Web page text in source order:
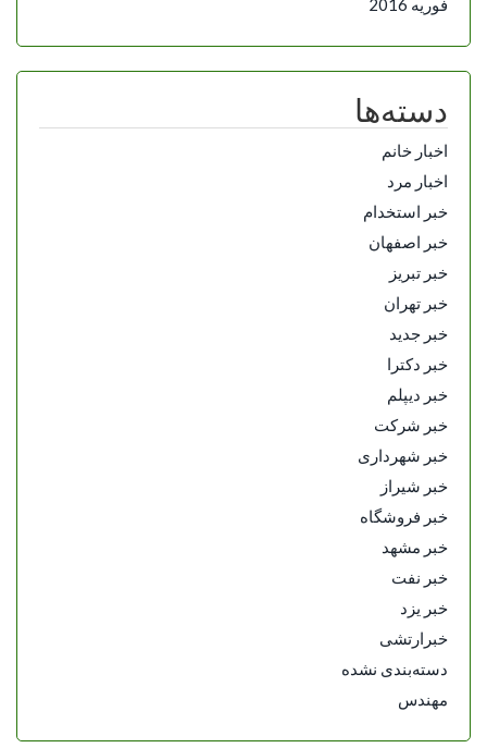
دسته‌ها
اخبار خانم
اخبار مرد
خبر استخدام
خبر اصفهان
خبر تبریز
خبر تهران
خبر جدید
خبر دکترا
خبر دیپلم
خبر شرکت
خبر شهرداری
خبر شیراز
خبر فروشگاه
خبر مشهد
خبر نفت
خبر یزد
خبرارتشی
دسته‌بندی نشده
مهندس